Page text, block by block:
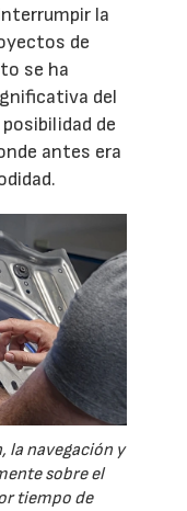
la
de
se ha
del
de
antes era
la navegación y
sobre el
tiempo de